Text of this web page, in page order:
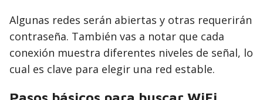
Algunas redes serán abiertas y otras requerirán
contraseña. También vas a notar que cada
conexión muestra diferentes niveles de señal, lo
cual es clave para elegir una red estable.